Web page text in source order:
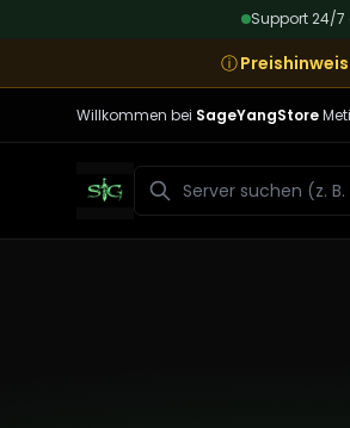
Support 24/7
ⓘPreishinweis
Willkommen bei SageYangStore
Suchen